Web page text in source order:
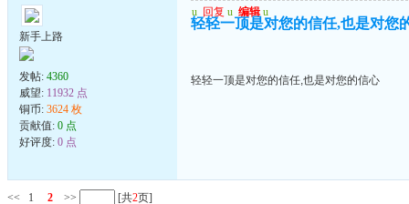
新手上路
发帖: 4360
威望: 11932 点
铜币: 3624 枚
贡献值: 0 点
好评度: 0 点
u 回复 u 编辑 u
轻轻一顶是对您的信任,也是对您
轻轻一顶是对您的信任,也是对您的信心
<< 1 2 >> [共2页]